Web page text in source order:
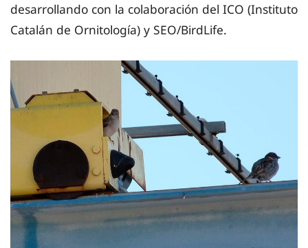
desarrollando con la colaboración del ICO (Instituto
Catalán de Ornitología) y SEO/BirdLife.